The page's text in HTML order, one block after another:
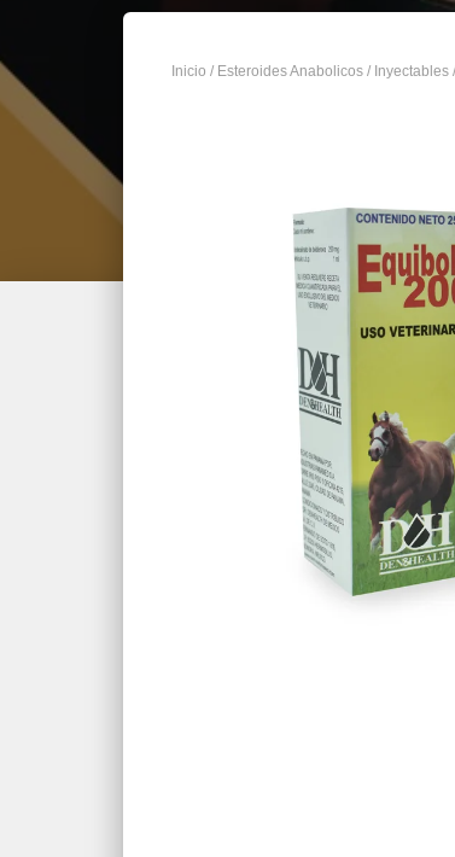
Inicio / Esteroides Anabolicos / Inyectables /